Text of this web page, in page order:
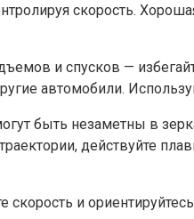
скорость.
и спусков —
автомобили.
быть незаметны в
действуйте
и